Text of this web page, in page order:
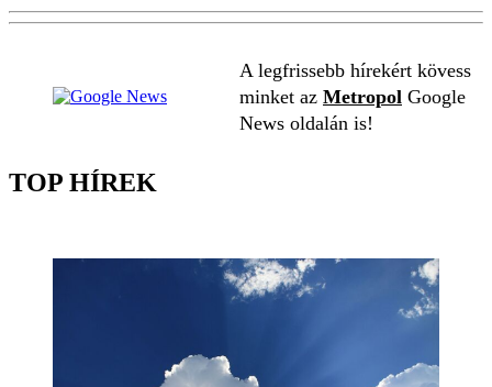
A legfrissebb hírekért kövess
minket az Metropol Google
News oldalán is!
TOP HÍREK